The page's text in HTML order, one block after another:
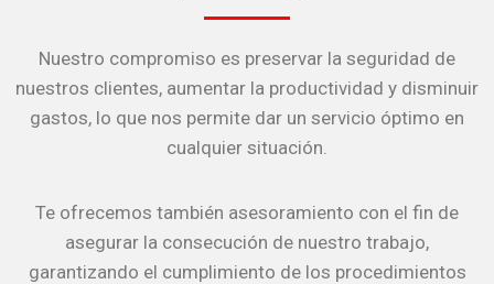
Nuestro compromiso es preservar la seguridad de
nuestros clientes, aumentar la productividad y disminuir
gastos, lo que nos permite dar un servicio óptimo en
cualquier situación.
Te ofrecemos también asesoramiento con el fin de
asegurar la consecución de nuestro trabajo,
garantizando el cumplimiento de los procedimientos